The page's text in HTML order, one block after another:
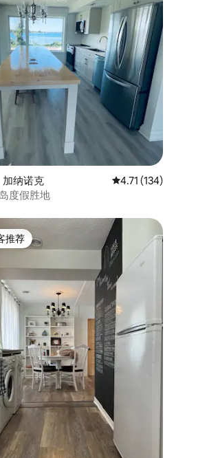
5 分），共 316 条评价
加纳诺克 平均评分 4.71 分（满
4.71 (134)
度假胜地
5 分），共 607 条评价
房客推荐」
推荐